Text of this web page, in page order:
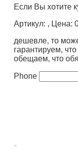
Если Вы хотите
Артикул: , Цена:
дешевле, то
гарантируем,
обещаем, что
Phone
×